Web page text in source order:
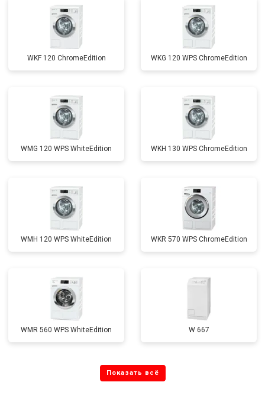
WKF 120 ChromeEdition WKG 120 WPS ChromeEdition
WMG 120 WPS WhiteEdition WKH 130 WPS ChromeEdition
WMH 120 WPS WhiteEdition WKR 570 WPS ChromeEdition
WMR 560 WPS WhiteEdition W 667